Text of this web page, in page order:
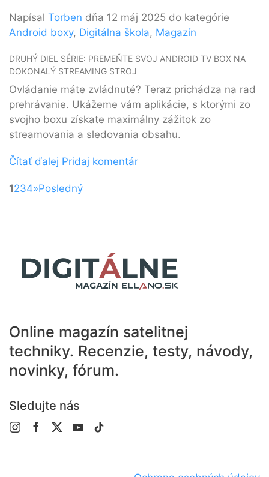
Napísal Torben dňa 12 máj 2025 do kategórie
Android boxy, Digitálna škola, Magazín
DRUHÝ DIEL SÉRIE: PREMEŇTE SVOJ ANDROID TV BOX NA
DOKONALÝ STREAMING STROJ
Ovládanie máte zvládnuté? Teraz prichádza na rad
prehrávanie. Ukážeme vám aplikácie, s ktorými zo
svojho boxu získate maximálny zážitok zo
streamovania a sledovania obsahu.
Čítať ďalej Pridaj komentár
1234»Posledný
Online magazín satelitnej
techniky. Recenzie, testy, návody,
novinky, fórum.
Sledujte nás